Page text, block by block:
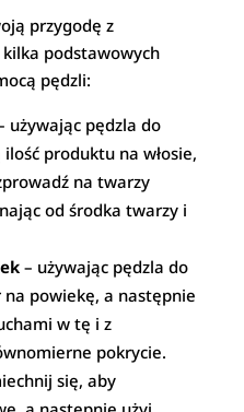
przygodę z
podstawowych
pędzli:
używając pędzla do
produktu na włosie,
na twarzy
od środka twarzy i
– używając pędzla do
na powiekę, a następnie
w tę i z
pokrycie.
się, aby